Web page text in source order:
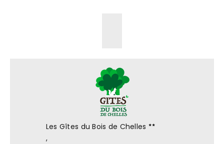
Les Gîtes du Bois de Chelles
,